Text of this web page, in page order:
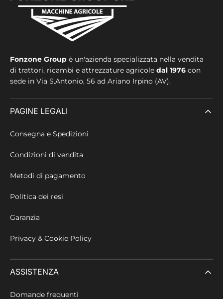
Fonzone Group è un'azienda specializzata nella vendita
di trattori, ricambi e attrezzature agricole dal 1976 con
sede in Via S.Antonio, 56 ad Ariano Irpino (AV).
PAGINE LEGALI
Consegna e Spedizioni
Condizioni di vendita
Metodi di pagamento
Politica dei resi
Garanzia
Privacy & Cookie Policy
ASSISTENZA
Domande frequenti